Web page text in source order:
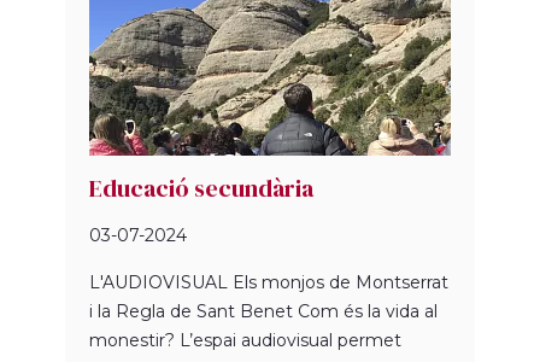
Educació secundària
03-07-2024
L'AUDIOVISUAL Els monjos de Montserrat
i la Regla de Sant Benet Com és la vida al
monestir? L’espai audiovisual permet